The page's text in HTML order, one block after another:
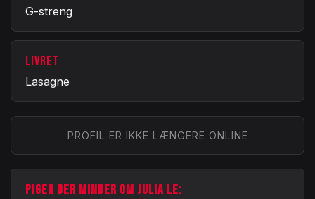
G-streng
LIVRET
Lasagne
PROFIL ER IKKE LÆNGERE ONLINE
PIGER DER MINDER OM JULIA LE: